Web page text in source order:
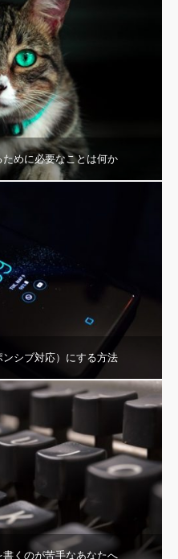
めに必要なことは何か
シブ対応）にする方法
くのが苦手なあなたへ